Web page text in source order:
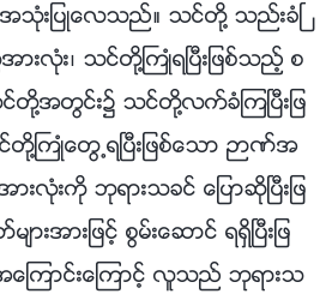
းျပဳေလသည္။ သင္တို႔ သည္းခံၿ
ားလုံး၊ သင္တို႔ႀကဳံရၿပီးျဖစ္သည့္ စ
တို႔အတြင္း၌ သင္တို႔လက္ခံၾကၿပီးျဖ
တို႔ႀကဳံေတြ႕ရၿပီးျဖစ္ေသာ ဉာဏ္အ
းလုံးကို ဘုရားသခင္ ေျပာဆိုၿပီးျဖ
အားျဖင့္ စြမ္းေဆာင္ ရရွိၿပီးျဖ
ကာင္းေၾကာင့္ လူသည္ ဘုရားသ